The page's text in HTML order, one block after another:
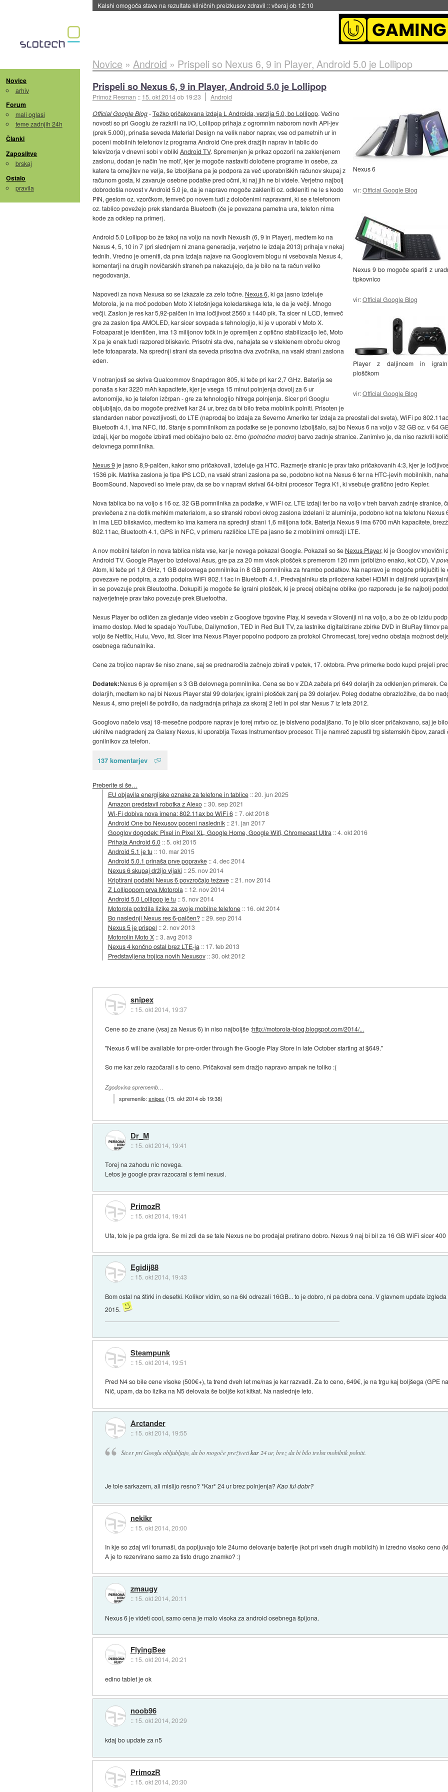
Sandisk že prodal več kot polovico SSD-jev za naslednji dve leti::včeraj ob 11:37
Novice
arhiv
Forum
mali oglasi
teme zadnjih 24h
Članki
Zaposlitve
brskaj
Ostalo
pravila
Novice » Android » Prispeli so Nexus 6, 9 in Player, Android 5.0 je Lollipop
Prispeli so Nexus 6, 9 in Player, Android 5.0 je Lollipop
Primož Resman :: 15. okt 2014ob 19:23 Android
Nexus 6
vir:Official Google Blog
Nexus 9 bo mogoče spariti z
tipkovnico
vir:Official Google Blog
Player z daljincem in
ploščkom
vir:Official Google Blog
Official Google Blog-Težko pričakovana izdaja L Androida, verzija 5.0, bo Lollipop. Večino
novosti so pri Googlu že razkrili na I/O, Lollipop prihaja z ogromnim naborom novih API-jev
(prek 5.000), prinaša seveda Material Design na velik nabor naprav, vse od pametnih ur in
poceni mobilnih telefonov iz programa Android One prek dražjih naprav in tablic do
televizorja v dnevni sobi v obliki Android TV. Spremenjen je prikaz opozoril na zaklenjenem
zaslonu, dodan je način 'ne moti', kjer je mogoče nastaviti določene programe in osebe, za
katere ta omejitev ne velja, še izboljšana pa je podpora za več uporabniških računov skupaj z
računom gosta, ki zavaruje osebne podatke pred očmi, ki naj jih ne bi videle. Verjetno najbolj
dobrodošla novost v Android 5.0 je, da je napravo mogoče zakleniti oz. odkleniti ne le s kodo
PIN, geslom oz. vzorčkom, temveč po novem tudi z določenimi napravami, ki se s telefonom
oz. tablico povežejo prek standarda Bluetooth (če je povezana pametna ura, telefon nima
kode za odklep na primer).
Android 5.0 Lollipop bo že takoj na voljo na novih Nexusih (6, 9 in Player), medtem ko na
Nexus 4, 5, 10 in 7 (pri slednjem ni znana generacija, verjetno le izdaja 2013) prihaja v nekaj
tednih. Vredno je omeniti, da prva izdaja najave na Googlovem blogu ni vsebovala Nexus 4,
komentarji na drugih novičarskih straneh pa nakazujejo, da je bilo na ta račun veliko
negodovanja.
Napovedi za nova Nexusa so se izkazale za zelo točne. Nexus 6, ki ga jasno izdeluje
Motorola, je na moč podoben Moto X letošnjega koledarskega leta, le da je večji. Mnogo
večji. Zaslon je res kar 5,92-palčen in ima ločljivost 2560 x 1440 pik. Ta sicer ni LCD, temveč
gre za zaslon tipa AMOLED, kar sicer sovpada s tehnologijo, ki je v uporabi v Moto X.
Fotoaparat je identičen, ima 13 milijonov točk in je opremljen z optično stabilizacijo leč, Moto
X pa je enak tudi razpored bliskavic. Prisotni sta dve, nahajata se v steklenem obroču okrog
leče fotoaparata. Na sprednji strani sta seveda prisotna dva zvočnika, na vsaki strani zaslona
eden.
V notranjosti se skriva Qualcommov Snapdragon 805, ki teče pri kar 2,7 GHz. Baterija se
ponaša s kar 3220 mAh kapacitete, kjer je vsega 15 minut polnjenja dovolj za 6 ur
avtonomije, ko je telefon izčrpan - gre za tehnologijo hitrega polnjenja. Sicer pri Googlu
obljubljajo, da bo mogoče preživeti kar 24 ur, brez da bi bilo treba mobilnik polniti. Prisoten je
standarden nabor povezljivosti, do LTE (naprodaj bo izdaja za Severno Ameriko ter izdaja za preostali del sveta), WiFi po
Bluetooth 4.1, ima NFC, itd. Stanje s pomnilnikom za podatke se je ponovno izboljšalo, saj bo Nexus 6 na voljo v 32 GB oz. v 64
izdaji, kjer bo mogoče izbirati med običajno belo oz. črno (polnočno modro) barvo zadnje stranice. Zanimivo je, da niso razkrili
delovnega pomnilnika.
Nexus 9je jasno 8,9-palčen, kakor smo pričakovali, izdeluje ga HTC. Razmerje stranic je prav tako pričakovanih 4:3, kjer je
1536 pik. Matrika zaslona je tipa IPS LCD, na vsaki strani zaslona pa se, podobno kot na Nexus 6 ter na HTC-jevih mobilnikih,
BoomSound. Napovedi so imele prav, da se bo v napravi skrival 64-bitni procesor Tegra K1, ki vsebuje grafično jedro Kepler.
Nova tablica bo na voljo s 16 oz. 32 GB pomnilnika za podatke, v WiFi oz. LTE izdaji ter bo na voljo v treh barvah zadnje stranice,
prevlečena z na dotik mehkim materialom, a so stranski robovi okrog zaslona izdelani iz aluminija, podobno kot na telefonu
in ima LED bliskavico, medtem ko ima kamera na sprednji strani 1,6 milijona točk. Baterija Nexus 9 ima 6700 mAh kapacitete,
802.11ac, Bluetooth 4.1, GPS in NFC, v primeru različice LTE pa jasno še z mobilnimi omrežji LTE.
A nov mobilni telefon in nova tablica nista vse, kar je novega pokazal Google. Pokazali so še Nexus Player, ki je Googlov vnovični
Android TV. Google Player bo izdeloval Asus, gre pa za 20 mm visok plošček s premerom 120 mm (približno enako, kot CD). V
Atom, ki teče pri 1,8 GHz, 1 GB delovnega pomnilnika in 8 GB pomnilnika za hrambo podatkov. Na napravo je mogoče priključiti
povezave ne podpira, a zato podpira WiFi 802.11ac in Bluetooth 4.1. Predvajalniku sta priložena kabel HDMI in daljinski
in se povezuje prek Bleutootha. Dokupiti je mogoče še igralni plošček, ki je precej običajne oblike (po razporedu je še najbolj
najverjetneje prav tako povezuje prek Bluetootha.
Nexus Player bo odličen za gledanje video vsebin z Googlove trgovine Play, ki seveda v Sloveniji ni na voljo, a bo že ob izidu
imamo dostop. Med te spadajo YouTube, Dailymotion, TED in Red Bull TV, za lastnike digitalizirane zbirke DVD in BluRay filmov
voljo še Netflix, Hulu, Vevo, itd. Sicer ima Nexus Player popolno podporo za protokol Chromecast, torej vedno obstaja možnost
osebnega računalnika.
Cene za trojico naprav še niso znane, saj se prednaročila začnejo zbirati v petek, 17. oktobra. Prve primerke bodo kupci prejeli
Dodatek:Nexus 6 je opremljen s 3 GB delovnega pomnilnika. Cena se bo v ZDA začela pri 649 dolarjih za odklenjen primerek.
dolarjih, medtem ko naj bi Nexus Player stal 99 dolarjev, igralni plošček zanj pa 39 dolarjev. Poleg dodatne obrazložitve, da bo
Nexus 4, smo prejeli še potrdilo, da nadgradnja prihaja za skoraj 2 leti in pol star Nexus 7 iz leta 2012.
Googlovo načelo vsaj 18-mesečne podpore naprav je torej mrtvo oz. je bistveno podaljšano. To je bilo sicer pričakovano, saj je
ukinitve nadgradenj za Galaxy Nexus, ki uporablja Texas Instrumentsov procesor. TI je namreč zapustil trg sistemskih čipov,
gonilnikov za telefon.
137 komentarjev
Preberite si še…
EU objavila energijske oznake za telefone in tablice ::20. jun 2025
Amazon predstavil robotka z Alexo ::30. sep 2021
Wi-Fi dobiva nova imena: 802.11ax bo WiFi 6 ::7. okt 2018
Android One bo Nexusov poceni naslednik ::21. jan 2017
Googlov dogodek: Pixel in Pixel XL, Google Home, Google Wifi, Chromecast Ultra ::4. okt 2016
Prihaja Android 6.0 ::5. okt 2015
Android 5.1 je tu :: 10. mar 2015
Android 5.0.1 prinaša prve popravke ::4. dec 2014
Nexus 6 skupaj držijo vijaki ::25. nov 2014
Kriptirani podatki Nexus 6 povzročajo težave ::21. nov 2014
Z Lollipopom prva Motorola :: 12. nov 2014
Android 5.0 Lollipop je tu ::5. nov 2014
Motorola potrdila lizike za svoje mobilne telefone :: 16. okt 2014
Bo naslednji Nexus res 6-palčen? ::29. sep 2014
Nexus 5 je prispel ::2. nov 2013
Motorolin Moto X ::3. avg 2013
Nexus 4 končno ostal brez LTE-ja :: 17. feb 2013
Predstavljena trojica novih Nexusov ::30. okt 2012
snipex
:: 15. okt 2014, 19:37
Cene so že znane (vsaj za Nexus 6) in niso najboljše :http://motorola-blog.blogspot.com/2014/...
"Nexus 6 will be available for pre-order through the Google Play Store in late October starting at $649."
So me kar zelo razočarali s to ceno. Pričakoval sem dražjo napravo ampak ne toliko :(
Zgodovina sprememb…
spremenilo:snipex (15. okt 2014 ob 19:38)
Dr_M
:: 15. okt 2014, 19:41
Torej na zahodu nic novega.
Letos je google prav razocaral s temi nexusi.
PrimozR
:: 15. okt 2014, 19:41
Ufa, tole je pa grda igra. Se mi zdi da se tale Nexus ne bo prodajal pretirano dobro. Nexus 9 naj bi bil za 16 GB WiFi sicer 400
Egidij88
:: 15. okt 2014, 19:43
Bom ostal na štirki in desetki. Kolikor vidim, so na 6ki odrezali 16GB... to je dobro, ni pa dobra cena. V glavnem update
2015.
Steampunk
:: 15. okt 2014, 19:51
Pred N4 so bile cene visoke (500€+), ta trend dveh let me/nas je kar razvadil. Za to ceno, 649€, je na trgu kaj boljšega (GPE
Nič, upam, da bo lizika na N5 delovala še boljše kot kitkat. Na naslednje leto.
Arctander
:: 15. okt 2014, 19:55
Sicer pri Googlu obljubljajo, da bo mogoče preživetikar24 ur, brez da bi bilo treba mobilnik polniti.
Je tole sarkazem, ali mislijo resno? *Kar* 24 ur brez polnjenja?Kao ful dobr?
nekikr
:: 15. okt 2014, 20:00
In kje so zdaj vrli forumaši, da popljuvajo tole 24urno delovanje baterije (kot pri vseh drugih mobilcih) in izredno visoko ceno
A je to rezervirano samo za tisto drugo znamko? :)
zmaugy
:: 15. okt 2014, 20:11
Nexus 6 je videti cool, samo cena je malo visoka za android osebnega špijona.
FlyingBee
:: 15. okt 2014, 20:21
edino tablet je ok
noob96
:: 15. okt 2014, 20:29
kdaj bo update za n5
PrimozR
:: 15. okt 2014, 20:30